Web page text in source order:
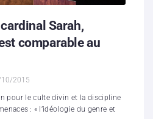
Sarah,
comparable au
2015
pour le culte divin et la discipline
: « l’idéologie du genre et